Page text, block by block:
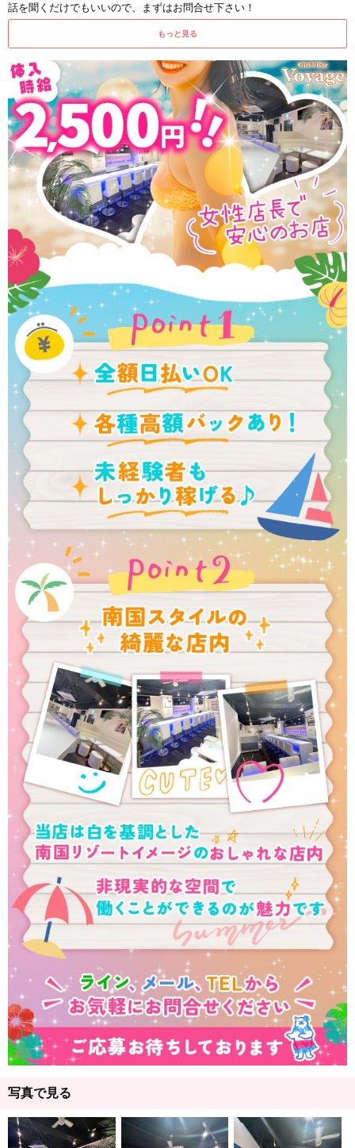
話を聞くだけでもいいので、まずはお問合せ下さい！
もっと見る
写真で見る